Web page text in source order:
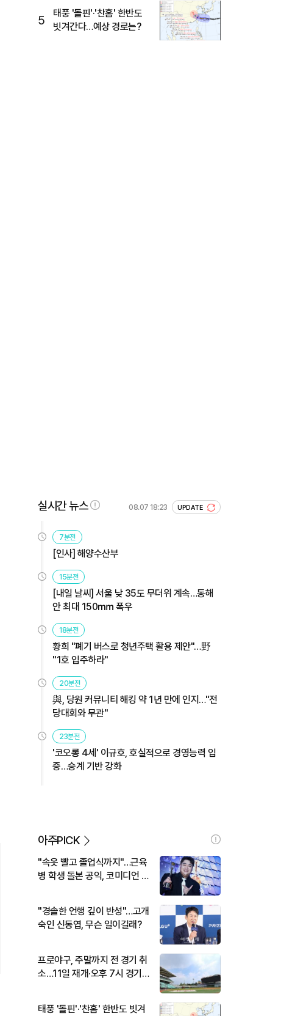
5
태풍 '돌핀'·'찬홈' 한반도
빗겨간다…예상 경로는?
실시간 뉴스 08.07 18:23 UPDATE
7분전
[인사] 해양수산부
15분전
[내일 날씨] 서울 낮 35도 무더위 계속…동해
안 최대 150㎜ 폭우
18분전
황희 "폐기 버스로 청년주택 활용 제안"…野
"1호 입주하라"
20분전
與, 당원 커뮤니티 해킹 약 1년 만에 인지…"전
당대회와 무관"
23분전
'코오롱 4세' 이규호, 호실적으로 경영능력 입
증…승계 기반 강화
아주PICK
"속옷 빨고 졸업식까지"…근육
병 학생 돌본 공익, 코미디언 김
"경솔한 언행 깊이 반성"…고개
숙인 신동엽, 무슨 일이길래?
프로야구, 주말까지 전 경기 취
소…11일 재개·오후 7시 경기
태풍 '돌핀'·'찬홈' 한반도 빗겨